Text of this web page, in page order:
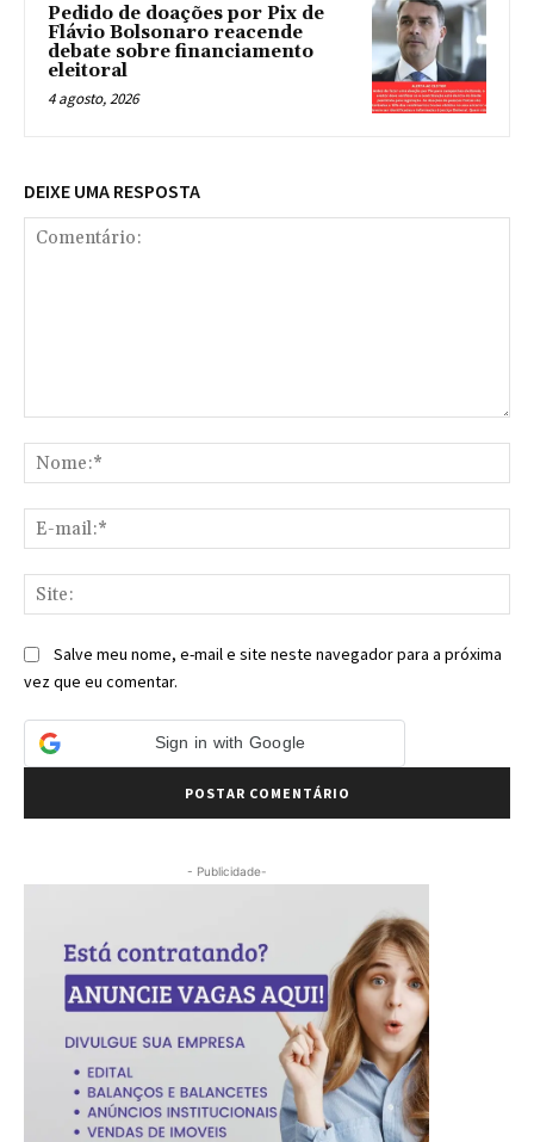
Pedido de doações por Pix de
Flávio Bolsonaro reacende
debate sobre financiamento
eleitoral
4 agosto, 2026
DEIXE UMA RESPOSTA
Salve meu nome, e-mail e site neste navegador para a próxima
vez que eu comentar.
Sign in with Google
- Publicidade-